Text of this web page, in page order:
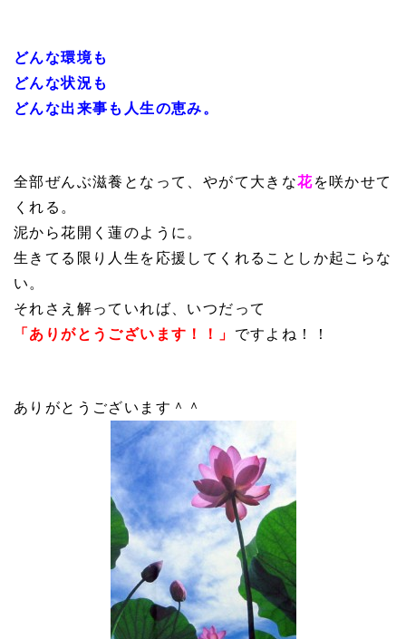
どんな環境も
どんな状況も
どんな出来事も人生の恵み。
全部ぜんぶ滋養となって、やがて大きな花を咲かせて
くれる。
泥から花開く蓮のように。
生きてる限り人生を応援してくれることしか起こらな
い。
それさえ解っていれば、いつだって
「ありがとうございます！！」 ですよね！！
ありがとうございます＾＾